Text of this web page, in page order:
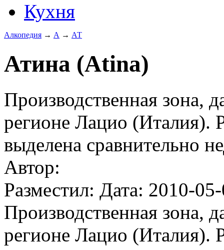
Кухня
Алкопедия → А → АТ
Атина (Atina)
Производственная зона,
регионе Лацио (Италия).
выделена сравнительно
Автор:
Разместил: Дата: 2010-
Производственная зона,
регионе Лацио (Италия).